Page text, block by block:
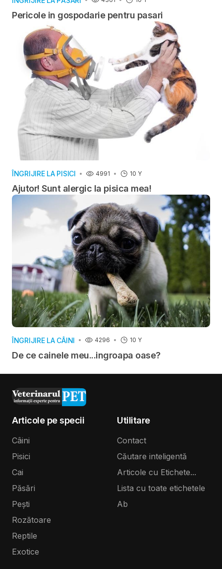
Pericole in gospodarie pentru pasari
ÎNGRIJIRE LA PISICI 4991 10 Y
Ajutor! Sunt alergic la pisica mea!
ÎNGRIJIRE LA CÂINI 4296 10 Y
De ce cainele meu...ingroapa oase?
Articole pe specii
Câini
Pisici
Cai
Păsări
Pești
Rozătoare
Reptile
Exotice
Utilitare
Contact
Căutare inteligentă
Articole cu Etichete...
Lista cu toate etichetele
Ab